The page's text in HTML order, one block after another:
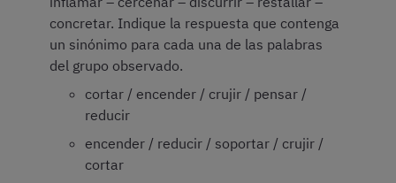
concretar. Indique la respuesta que contenga
un sinónimo para cada una de las palabras
del grupo observado.
cortar / encender / crujir / pensar /
reducir
encender / reducir / soportar / crujir /
cortar